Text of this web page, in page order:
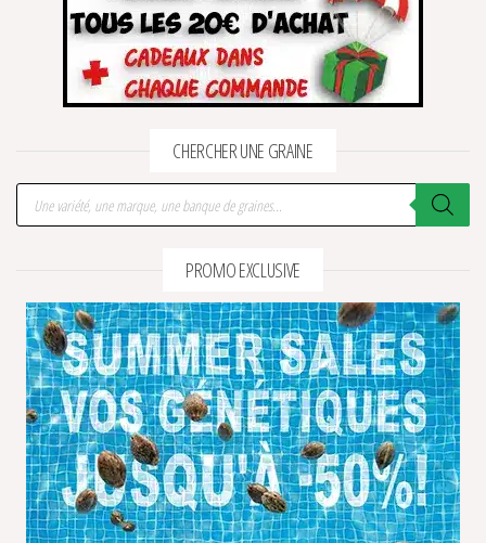
CHERCHER UNE GRAINE
Recherche de produits
PROMO EXCLUSIVE